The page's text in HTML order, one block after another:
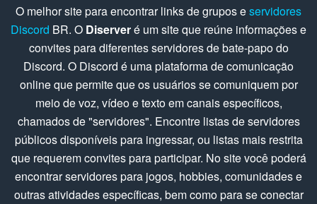
O melhor site para encontrar links de grupos eservidores
Discord BR. O Diserveré um site que reúne informações e
convites para diferentes servidores de bate-papo do
Discord. O Discord é uma plataforma de comunicação
online que permite que os usuários se comuniquem por
meio de voz, vídeo e texto em canais específicos,
chamados de "servidores". Encontre listas de servidores
públicos disponíveis para ingressar, ou listas mais restrita
que requerem convites para participar. No site você poderá
encontrar servidores para jogos, hobbies, comunidades e
outras atividades específicas, bem como para se conectar